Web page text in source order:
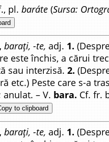
pl.baráte (Sursa:
barați, -te, adj. 1.
este închis, a cărui
sau interzisă.2.
etc.) Peste care s-a
– V. bara. Cf. fr.
to clipboard
barați, -te, adj. 1.